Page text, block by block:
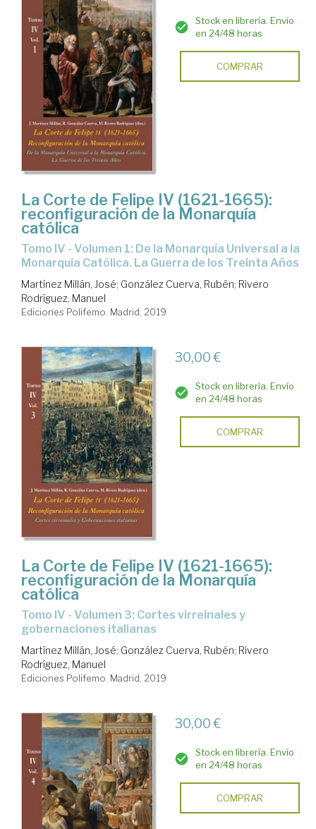
Stock en librería. Envío
en 24/48 horas
COMPRAR
La Corte de Felipe IV (1621-1665):
reconfiguración de la Monarquía
católica
Tomo IV - Volumen 1: De la Monarquía Universal a la
Monarquía Católica. La Guerra de los Treinta Años
Martínez Millán, José; González Cuerva, Rubén; Rivero
Rodríguez, Manuel
Ediciones Polifemo. Madrid, 2019
30,00 €
Stock en librería. Envío
en 24/48 horas
COMPRAR
La Corte de Felipe IV (1621-1665):
reconfiguración de la Monarquía
católica
Tomo IV - Volumen 3: Cortes virreinales y
gobernaciones italianas
Martínez Millán, José; González Cuerva, Rubén; Rivero
Rodríguez, Manuel
Ediciones Polifemo. Madrid, 2019
30,00 €
Stock en librería. Envío
en 24/48 horas
COMPRAR